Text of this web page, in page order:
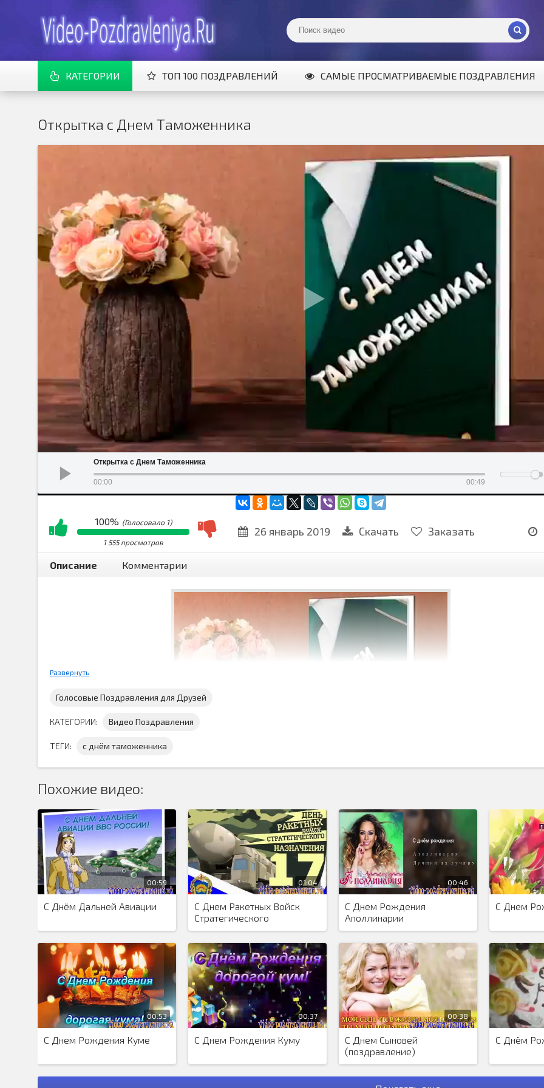
КАТЕГОРИИ ТОП 100 ПОЗДРАВЛЕНИЙ САМЫЕ ПРОСМАТРИВАЕМЫЕ ПОЗДРАВЛЕНИЯ
Открытка с Днем Таможенника
Открытка с Днем Таможенника
00:00 00:49
100% (Голосовало 1)
1 555 просмотров
26 январь 2019 Скачать Заказать
Описание Комментарии
видео поздравления с днем таможенника,
профессиональным праздником. Каждый год 26 января отмечают этот праздник, вот уже 36 лет. У нас можно
поздравление скачать бесплатно, для того чтобы поздравить им своих близких...
Развернуть
Голосовые Поздравления для Друзей
КАТЕГОРИИ: Видео Поздравления
ТЕГИ: с днём таможенника
Похожие видео:
00:59
С Днём Дальней Авиации
01:04
С Днем Ракетных Войск
Стратегического
Назначения
00:46
С Днем Рождения
Аполлинарии
С Днем
00:53
С Днем Рождения Куме
00:37
С Днем Рождения Куму
00:38
С Днем Сыновей
(поздравление)
С Днём